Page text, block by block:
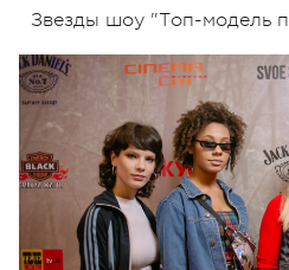
Звезды шоу "Топ-модель